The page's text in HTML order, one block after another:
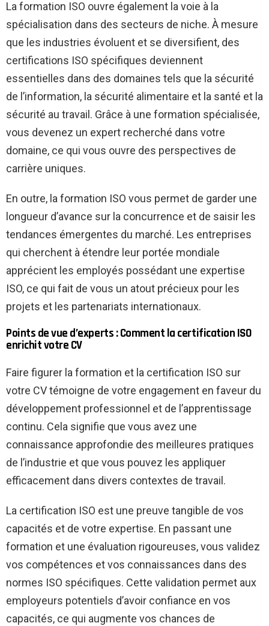
La formation ISO ouvre également la voie à la
spécialisation dans des secteurs de niche. À mesure
que les industries évoluent et se diversifient, des
certifications ISO spécifiques deviennent
essentielles dans des domaines tels que la sécurité
de l’information, la sécurité alimentaire et la santé et la
sécurité au travail. Grâce à une formation spécialisée,
vous devenez un expert recherché dans votre
domaine, ce qui vous ouvre des perspectives de
carrière uniques.
En outre, la formation ISO vous permet de garder une
longueur d’avance sur la concurrence et de saisir les
tendances émergentes du marché. Les entreprises
qui cherchent à étendre leur portée mondiale
apprécient les employés possédant une expertise
ISO, ce qui fait de vous un atout précieux pour les
projets et les partenariats internationaux.
Points de vue d’experts : Comment la certification ISO
enrichit votre CV
Faire figurer la formation et la certification ISO sur
votre CV témoigne de votre engagement en faveur du
développement professionnel et de l’apprentissage
continu. Cela signifie que vous avez une
connaissance approfondie des meilleures pratiques
de l’industrie et que vous pouvez les appliquer
efficacement dans divers contextes de travail.
La certification ISO est une preuve tangible de vos
capacités et de votre expertise. En passant une
formation et une évaluation rigoureuses, vous validez
vos compétences et vos connaissances dans des
normes ISO spécifiques. Cette validation permet aux
employeurs potentiels d’avoir confiance en vos
capacités, ce qui augmente vos chances de